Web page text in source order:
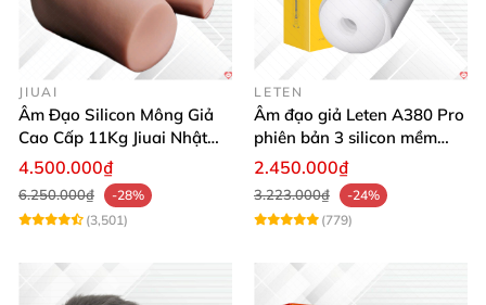
JIUAI
Âm Đạo Silicon Mông Giả
Cao Cấp 11Kg Jiuai Nhật
Bản Thật Như
4.500.000₫
6.250.000₫
-28%
(3,501)
LETEN
Âm đạo giả Leten A380 Pro
phiên bản 3 silicon mềm
mại kích thích
2.450.000₫
3.223.000₫
-24%
(779)